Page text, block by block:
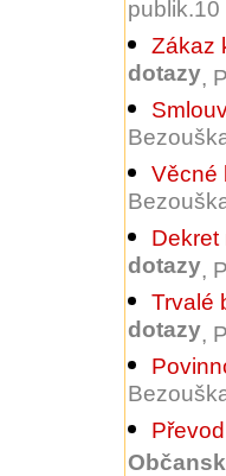
Zákaz
dotazy,
Věcné
Dekret
dotazy,
Trvalé
dotazy,